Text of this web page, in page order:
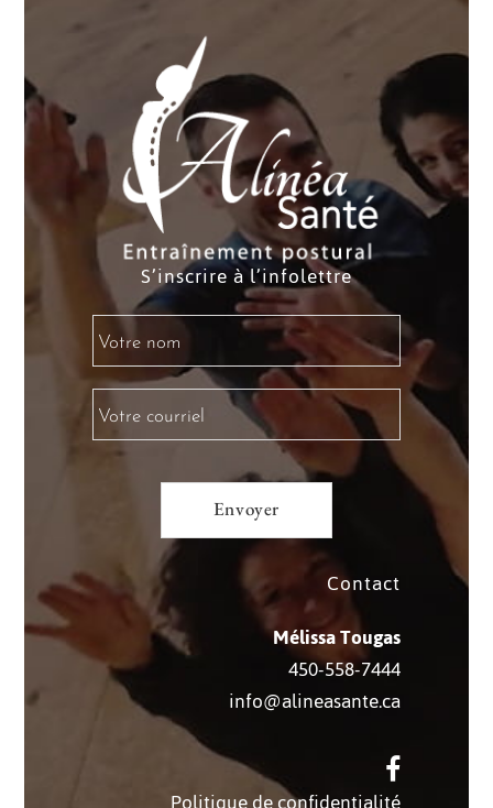
S’inscrire à l’infolettre
Contact
Mélissa Tougas
450-558-7444
info@alineasante.ca